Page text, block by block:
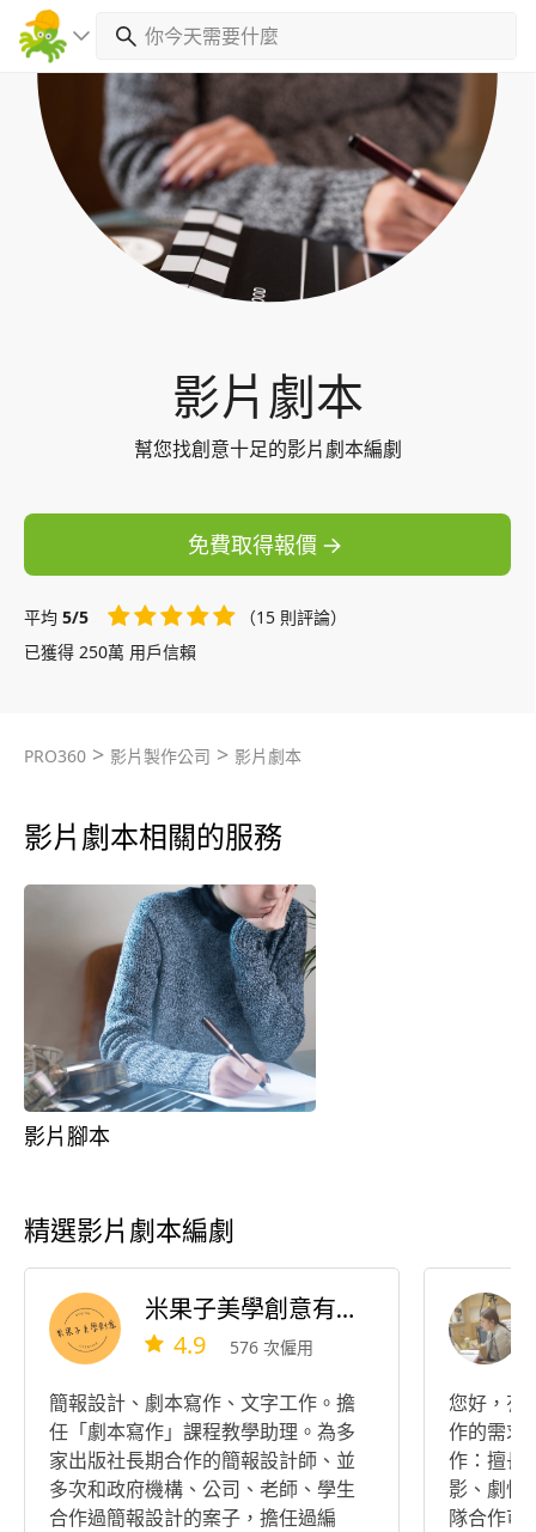
影片劇本
幫您找創意十足的影片劇本編劇
免費取得報價
平均 5/5
（15 則評論）
已獲得 250萬 用戶信賴
PRO360 > 影片製作公司 > 影片劇本
影片劇本相關的服務
影片腳本
精選影片劇本編劇
米果子美學創意有限公司
4.9 576 次僱用
簡報設計、劇本寫作、文字工作。擔
任「劇本寫作」課程教學助理。為多
家出版社長期合作的簡報設計師、並
多次和政府機構、公司、老師、學生
合作過簡報設計的案子，擔任過編
您好，有
作的需求
作：擅長
影、劇情
隊合作可